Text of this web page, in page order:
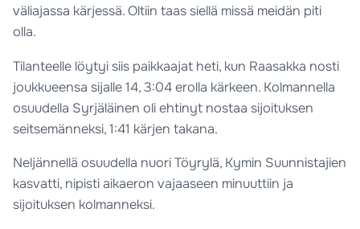
väliajassa kärjessä. Oltiin taas siellä missä meidän piti
olla.
Tilanteelle löytyi siis paikkaajat heti, kun Raasakka nosti
joukkueensa sijalle 14, 3:04 erolla kärkeen. Kolmannella
osuudella Syrjäläinen oli ehtinyt nostaa sijoituksen
seitsemänneksi, 1:41 kärjen takana.
Neljännellä osuudella nuori Töyrylä, Kymin Suunnistajien
kasvatti, nipisti aikaeron vajaaseen minuuttiin ja
sijoituksen kolmanneksi.